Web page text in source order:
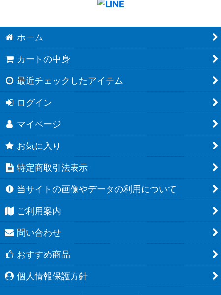
ホーム
カートの中身
最近チェックしたアイテム
ログイン
マイページ
お気に入り
特定商取引法表示
当サイトの画像やデータの利用について
ご利用案内
問い合わせ
おすすめ商品
個人情報保護方針